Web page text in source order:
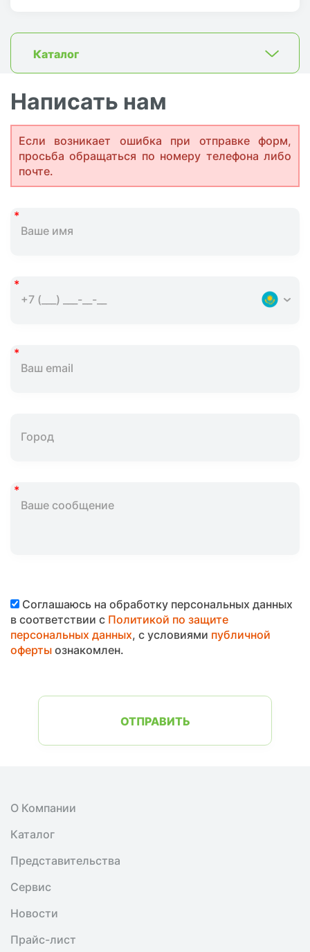
Каталог
Написать нам
Если возникает ошибка при отправке форм,
просьба обращаться по номеру телефона либо
почте.
Соглашаюсь на обработку персональных данных
в соответствии с Политикой по защите
персональных данных, с условиями публичной
офертыознакомлен.
ОТПРАВИТЬ
О Компании
Каталог
Представительства
Сервис
Новости
Прайс-лист